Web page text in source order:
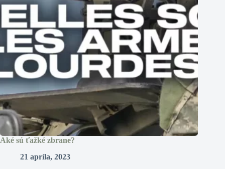
Aké sú ťažké zbrane?
21 apríla, 2023